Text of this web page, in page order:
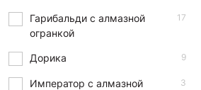
Гарибальди с алмазной
огранкой
17
Дорика 9
Император с алмазной
3